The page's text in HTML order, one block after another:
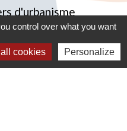
d'urbanisme
de confidentialité
Plan du site
control over what you want
cookies Personalize